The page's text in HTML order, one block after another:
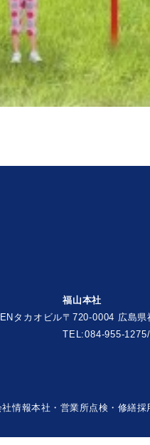
タカオビル
福山本社
〒720-0004 広島県
TEL:084-955-
社情報本社・営業所点検・修繕採